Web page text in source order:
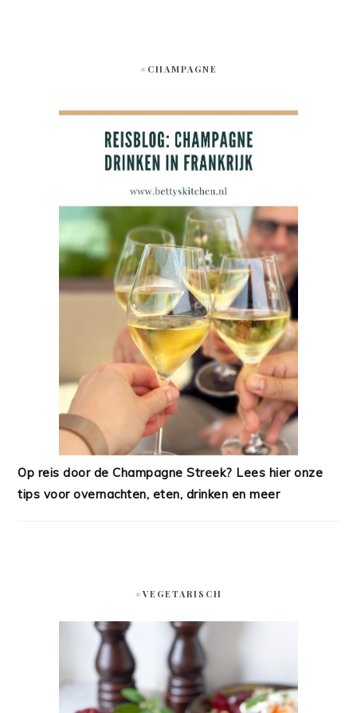
#CHAMPAGNE
Op reis door de Champagne Streek? Lees hier onze
tips voor overnachten, eten, drinken en meer
#VEGETARISCH